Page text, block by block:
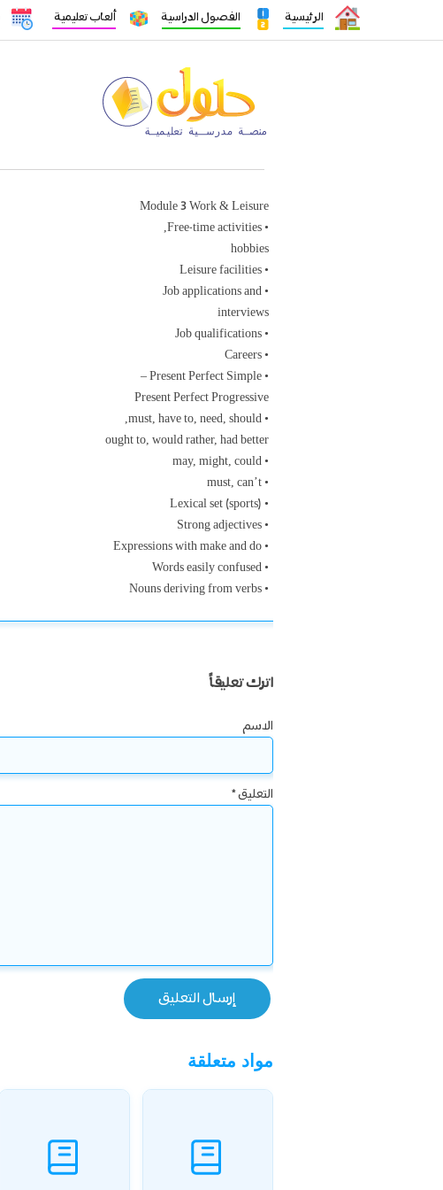
الرئيسية الفصول الدراسية ألعاب تعليمية
Module 3 Work & Leisure
• Free-time activities,
hobbies
• Leisure facilities
• Job applications and
interviews
• Job qualifications
• Careers
• Present Perfect Simple –
Present Perfect Progressive
• must, have to, need, should,
ought to, would rather, had better
• may, might, could
• must, can’t
• Lexical set (sports)
• Strong adjectives
• Expressions with make and do
• Words easily confused
• Nouns deriving from verbs
اترك تعليقاً
الاسم
التعليق*
مواد متعلقة